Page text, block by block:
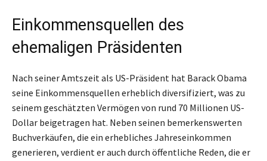
Einkommensquellen des
ehemaligen Präsidenten
Nach seiner Amtszeit als US-Präsident hat Barack Obama
seine Einkommensquellen erheblich diversifiziert, was zu
seinem geschätzten Vermögen von rund 70 Millionen US-
Dollar beigetragen hat. Neben seinen bemerkenswerten
Buchverkäufen, die ein erhebliches Jahreseinkommen
generieren, verdient er auch durch öffentliche Reden, die er